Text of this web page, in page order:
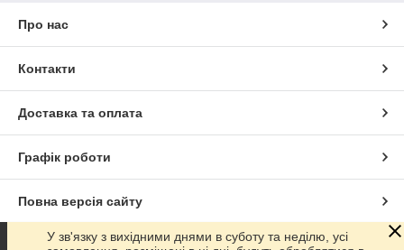
Про нас
Контакти
Доставка та оплата
Графік роботи
Повна версія сайту
Сайт створено на маркетплейсі Prom.ua
У зв'язку з вихідними днями в суботу та неділю, усі